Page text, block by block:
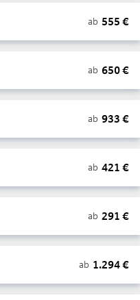
ab 555 €
ab 650€
ab 933 €
ab 421 €
ab 291 €
ab 1.294€